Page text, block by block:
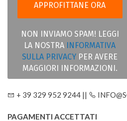
NON INVIAMO SPAM! LEGGI
LA NOSTRA
INFORMATIVA
SULLA PRIVACY PER AVERE
MAGGIORI INFORMAZIONI.
+ 39 329 952 9244 ||
PAGAMENTI ACCETTATI